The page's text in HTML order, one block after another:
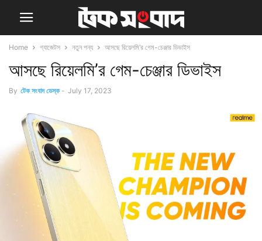
Home গ্যাজেটস নতুন পন্য আসছে রিয়েলমি’র গেম-চেঞ্জার ডিভাইস
আসছে রিয়েলমি’র গেম-চেঞ্জার ডিভাইস
By টেক সংবাদ ডেস্ক - July 17, 2023